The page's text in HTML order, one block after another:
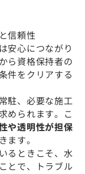
信頼性
安心につながり
ら資格保持者の
件をクリアする
駐、必要な施工
められます。こ
や透明性が担保
ます。
るときこそ、水
とで、トラブル